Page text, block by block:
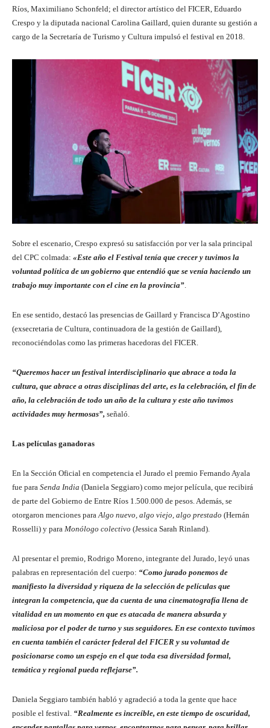
Ríos, Maximiliano Schonfeld; el director artístico del FICER, Eduardo
Crespo y la diputada nacional Carolina Gaillard, quien durante su gestión a
cargo de la Secretaría de Turismo y Cultura impulsó el festival en 2018.
Sobre el escenario, Crespo expresó su satisfacción por ver la sala principal
del CPC colmada: «Este año el Festival tenía que crecer y tuvimos la
voluntad política de un gobierno que entendió que se venía haciendo un
trabajo muy importante con el cine en la provincia”
En ese sentido, destacó las presencias de Gaillard y Francisca D’Agostino
(exsecretaria de Cultura, continuadora de la gestión de Gaillard),
reconociéndolas como las primeras hacedoras del FICER.
“Queremos hacer un festival interdisciplinario que abrace a toda la
cultura, que abrace a otras disciplinas del arte, es la celebración, el fin de
año, la celebración de todo un año de la cultura y este año tuvimos
actividades muy hermosas”, señaló.
Las películas ganadoras
En la Sección Oficial en competencia el Jurado el premio Fernando Ayala
fue para Senda India (Daniela Seggiaro) como mejor película, que recibirá
de parte del Gobierno de Entre Ríos 1.500.000 de pesos. Además, se
otorgaron menciones para Algo nuevo, algo viejo, algo prestado (Hernán
Rosselli) y para Monólogo colectivo (Jessica Sarah Rinland).
Al presentar el premio, Rodrigo Moreno, integrante del Jurado, leyó unas
palabras en representación del cuerpo: “Como jurado ponemos de
manifiesto la diversidad y riqueza de la selección de películas que
integran la competencia, que da cuenta de una cinematografía llena de
vitalidad en un momento en que es atacada de manera absurda y
maliciosa por el poder de turno y sus seguidores. En ese contexto tuvimos
en cuenta también el carácter federal del FICER y su voluntad de
posicionarse como un espejo en el que toda esa diversidad formal,
temática y regional pueda reflejarse”.
Daniela Seggiaro también habló y agradeció a toda la gente que hace
posible el festival. “Realmente es increíble, en este tiempo de oscuridad,